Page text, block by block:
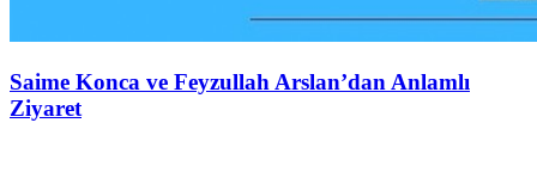
Saime Konca ve Feyzullah Arslan’dan Anlamlı
Ziyaret